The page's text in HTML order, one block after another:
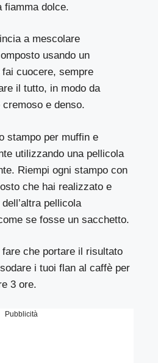
fiamma dolce.
a mescolare
usando un
cuocere, sempre
il tutto, in modo da
e denso.
stampo per muffin e
utilizzando una pellicola
Riempi ogni stampo con
che hai realizzato e
pellicola
se fosse un sacchetto.
che portare il risultato
i tuoi flan al caffè per
3 ore.
Pubblicità